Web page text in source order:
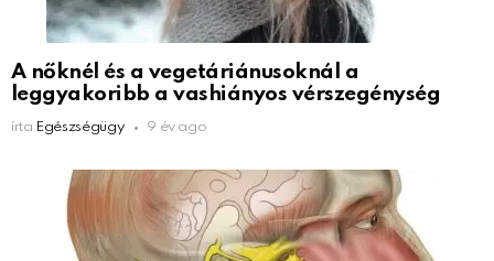
A nőknél és a vegetáriánusoknál a
leggyakoribb a vashiányos vérszegénység
írta Egészségügy 9 év ago